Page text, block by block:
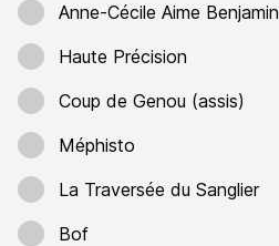
Anne-Cécile Aime Benjamin
Haute Précision
Coup de Genou (assis)
Méphisto
La Traversée du Sanglier
Bof